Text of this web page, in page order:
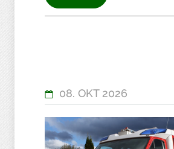
08. OKT 2026